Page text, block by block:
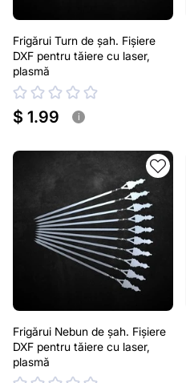
Frigărui Turn de șah. Fișiere
DXF pentru tăiere cu laser,
plasmă
$ 1.99 i
Frigărui Nebun de șah. Fișiere
DXF pentru tăiere cu laser,
plasmă